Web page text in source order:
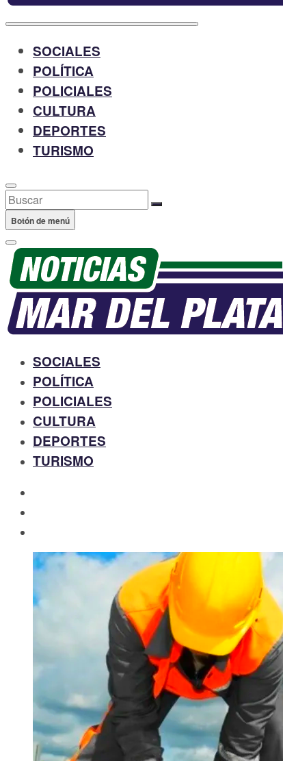
SOCIALES
POLÍTICA
POLICIALES
CULTURA
DEPORTES
TURISMO
Buscar
Botón de menú
SOCIALES
POLÍTICA
POLICIALES
CULTURA
DEPORTES
TURISMO